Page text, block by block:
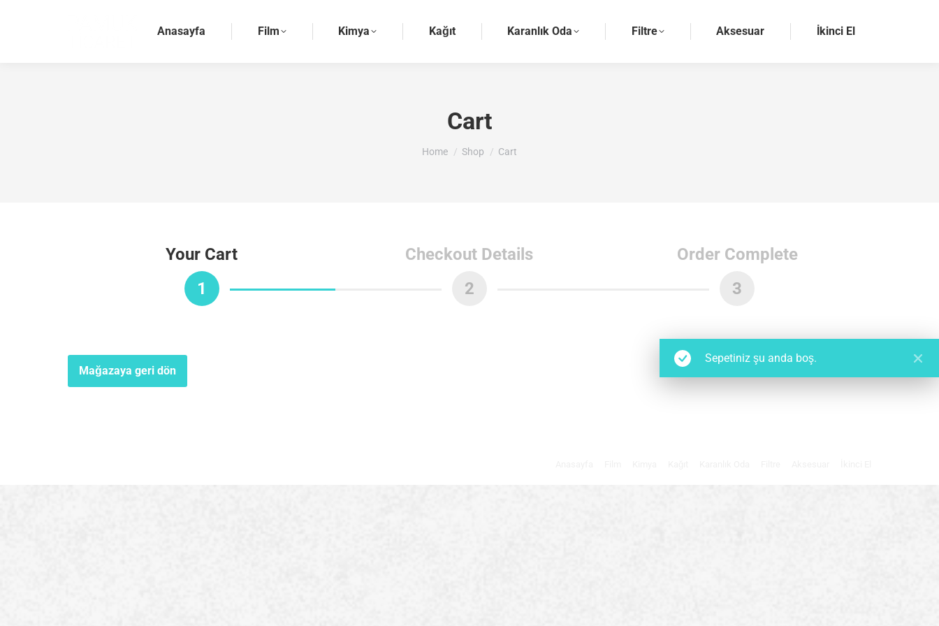
Anasayfa Film Kimya Kağıt Karanlık Oda Filtre Aksesuar İkinci El
Cart
You are here:
Home Shop Cart
Your Cart
1
Checkout Details
2
Order Complete
3
Sepetiniz şu anda boş.
Mağazaya geri dön